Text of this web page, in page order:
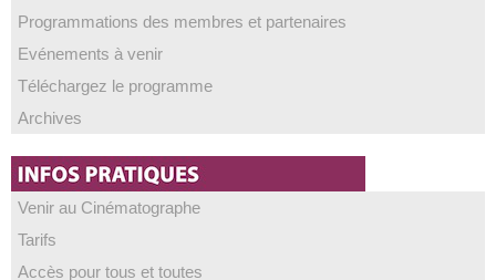
Programmations des membres et partenaires
Evénements à venir
Téléchargez le programme
Archives
Venir au Cinématographe
Tarifs
Accès pour tous et toutes